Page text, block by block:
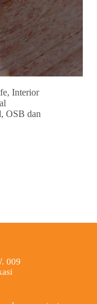
, Interior
, OSB dan
009